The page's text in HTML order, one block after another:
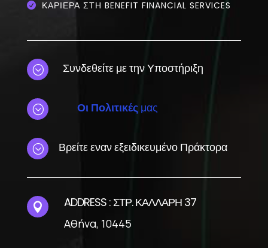
 ΚΑΡΙΕΡΑ ΣΤΗ BENEFIT FINANCIAL SERVICES
; Συνδεθείτε με την Υποστήριξη
; Οι Πολιτικέςμας
; Βρείτε εναν εξειδικευμένο Πράκτορα
 ADDRESS : ΣΤΡ. ΚΑΛΛΑΡΗ 37
Αθήνα, 10445